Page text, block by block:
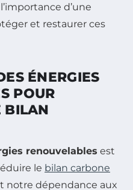
d’une
et restaurer ces
ÉNERGIES
POUR
BILAN
renouvelables est
le bilan carbone
notre dépendance aux